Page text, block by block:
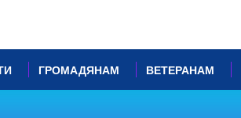
ГРОМАДЯНАМ ВЕТЕРАНАМ